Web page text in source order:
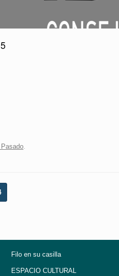
.
Filo en su casilla
ESPACIO CULTURAL